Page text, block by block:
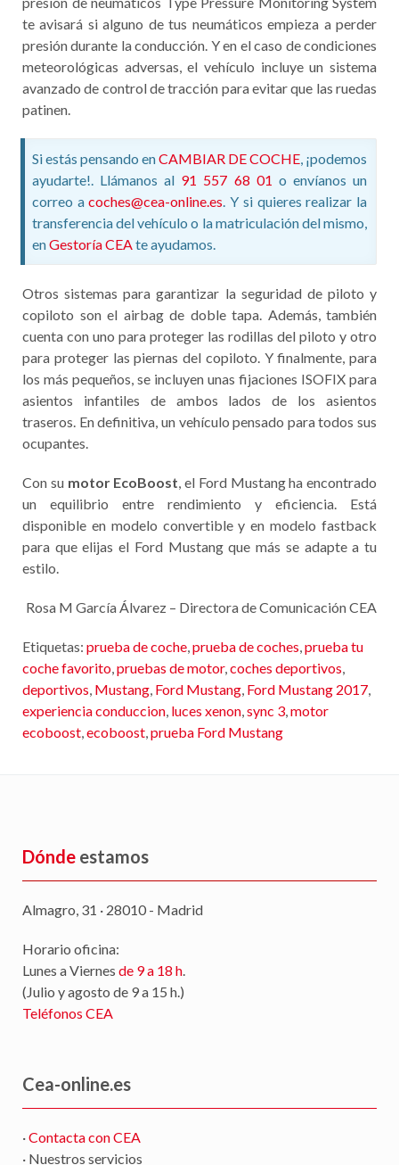
te avisará si alguno de tus neumáticos empieza a perder
presión durante la conducción. Y en el caso de condiciones
meteorológicas adversas, el vehículo incluye un sistema
avanzado de control de tracción para evitar que las ruedas
patinen.
Si estás pensando enCAMBIAR DE COCHE , ¡podemos
ayudarte!. Llámanos al 91 557 68 01 o envíanos un
correo acoches@cea-online.es . Y si quieres realizar la
transferencia del vehículo o la matriculación del mismo,
enGestoría CEA te ayudamos.
Otros sistemas para garantizar la seguridad de piloto y
copiloto son el airbag de doble tapa. Además, también
cuenta con uno para proteger las rodillas del piloto y otro
para proteger las piernas del copiloto. Y finalmente, para
los más pequeños, se incluyen unas fijaciones ISOFIX para
asientos infantiles de ambos lados de los asientos
traseros. En definitiva, un vehículo pensado para todos sus
ocupantes.
Con su motor EcoBoost , el Ford Mustang ha encontrado
un equilibrio entre rendimiento y eficiencia. Está
disponible en modelo convertible y en modelo fastback
para que elijas el Ford Mustang que más se adapte a tu
estilo.
Rosa M García Álvarez – Directora de Comunicación CEA
Etiquetas: prueba de coche prueba de coches prueba tu
coche favorito pruebas de motor, coches deportivos
deportivos Mustang Ford Mustang Ford Mustang 2017
experiencia conduccion luces xenon sync 3 motor
ecoboost ecoboost prueba Ford Mustang
Dónde estamos
Almagro, 31 · 28010 - Madrid
Horario oficina:
Lunes a Viernes de 9 a 18 h
(Julio y agosto de 9 a 15 h.)
Teléfonos CEA
Cea-online.es
·Contacta con CEA
· Nuestros servicios